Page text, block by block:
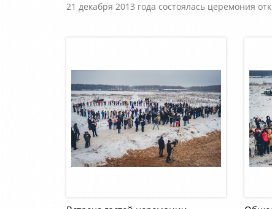
21 декабря 2013 года состоялась церемония